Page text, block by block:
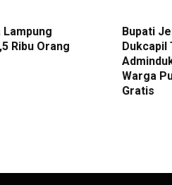
Ribu Orang
Bupati
Dukcapil
Warga
Gratis